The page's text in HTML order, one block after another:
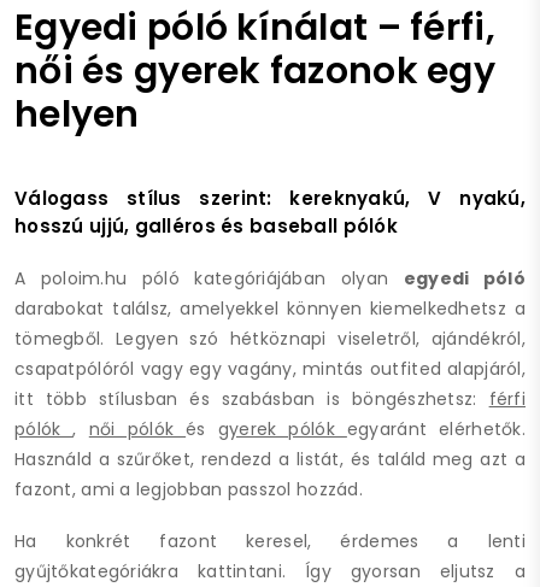
Egyedi póló kínálat – férfi,
női és gyerek fazonok egy
helyen
Válogass stílus szerint: kereknyakú, V nyakú,
hosszú ujjú, galléros és baseball pólók
A poloim.hu póló kategóriájában olyan egyedi póló
darabokat találsz, amelyekkel könnyen kiemelkedhetsz a
tömegből. Legyen szó hétköznapi viseletről, ajándékról,
csapatpólóról vagy egy vagány, mintás outfited alapjáról,
itt több stílusban és szabásban is böngészhetsz: férfi
pólók, női pólókés gyerek pólók egyaránt elérhetők.
Használd a szűrőket, rendezd a listát, és találd meg azt a
fazont, ami a legjobban passzol hozzád.
Ha konkrét fazont keresel, érdemes a lenti
gyűjtőkategóriákra kattintani. Így gyorsan eljutsz a